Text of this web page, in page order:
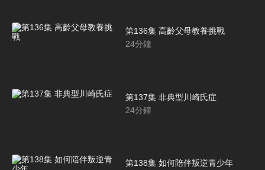
第136集 高齡父母教養挑戰
24分鐘
第137集 非典型川崎氏症
24分鐘
第138集 如何陪伴叛逆青少年